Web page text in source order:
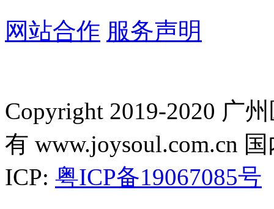
网站合作 服务声明
Copyright 2019-2020 广
有 www.joysoul.com.cn
ICP: 粤ICP备19067085号